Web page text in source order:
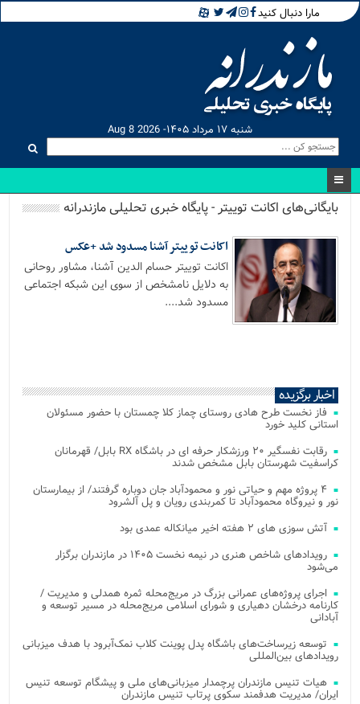
مارا دنبال کنید
شنبه ۱۷ مرداد ۱۴۰۵- Aug 8 2026
بایگانی‌های اکانت توییتر - پایگاه خبری تحلیلی مازندرانه
اکانت توییتر آشنا مسدود شد +عکس
اکانت توییتر حسام الدین آشنا، مشاور روحانی
به دلایل نامشخص از سوی این شبکه اجتماعی
مسدود شد....
اخبار برگزیده
فاز نخست طرح هادی روستای چماز کلا چمستان با حضور مسئولان
استانی کلید خورد
رقابت نفسگیر ۲۰ ورزشکار حرفه ای در باشگاه RX بابل/ قهرمانان
کراسفیت شهرستان بابل مشخص شدند
۴ پروژه مهم و حیاتی نور و محمودآباد جان دوباره گرفتند/ از بیمارستان
نور و نیروگاه محمودآباد تا کمربندی رویان و پل آلشرود
آتش‌ سوزی‌ های ۲ هفته اخیر میانکاله عمدی بود
رویدادهای شاخص هنری در نیمه نخست ۱۴۰۵ در مازندران برگزار
می‌شود
اجرای پروژه‌های عمرانی بزرگ در مریج‌محله ثمره همدلی و مدیریت /
کارنامه درخشان دهیاری و شورای اسلامی مریج‌محله در مسیر توسعه و
آبادانی
توسعه زیرساخت‌های باشگاه پدل پوینت کلاب نمک‌آبرود با هدف میزبانی
رویدادهای بین‌المللی
هیات تنیس مازندران پرچمدار میزبانی‌های ملی و پیشگام توسعه تنیس
ایران/ مدیریت هدفمند سکوی پرتاب تنیس مازندران